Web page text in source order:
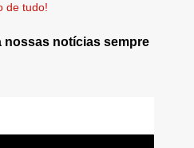
de tudo!
nossas notícias sempre